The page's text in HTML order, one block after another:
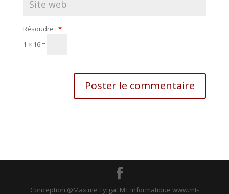
Résoudre : *
1 × 16 =
Conception @Maxime Tytgat MT Informatique www.mt-